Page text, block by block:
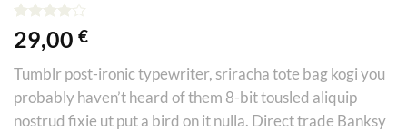
Valorado
con4.00
base a
2
valoraciones
de
clientes
29,00 €
Tumblr post-ironic typewriter, sriracha tote bag kogi you
probably haven’t heard of them 8-bit tousled aliquip
nostrud fixie ut put a bird on it nulla. Direct trade Banksy